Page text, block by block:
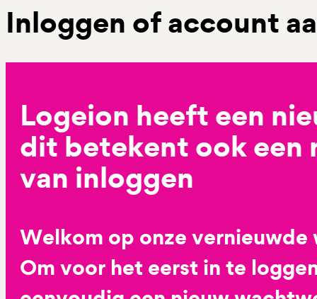
Inloggen of account
Logeion heeft een
dit betekent ook een
van inloggen
Welkom op onze vernieuwde
Om voor het eerst in te